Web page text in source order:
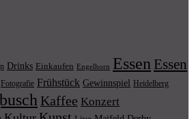
Drinks Einkaufen Engelhorn Essen Essen
Fotografie Frühstück Gewinnspiel Heidelberg
Kaffee Konzert